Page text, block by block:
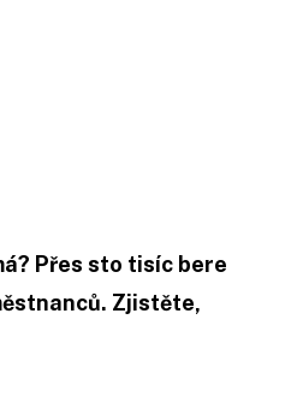
Přes sto tisíc bere
Zjistěte,